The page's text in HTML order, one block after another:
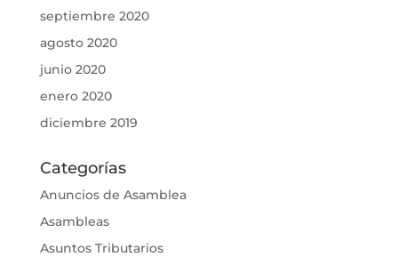
septiembre 2020
agosto 2020
junio 2020
enero 2020
diciembre 2019
Categorías
Anuncios de Asamblea
Asambleas
Asuntos Tributarios